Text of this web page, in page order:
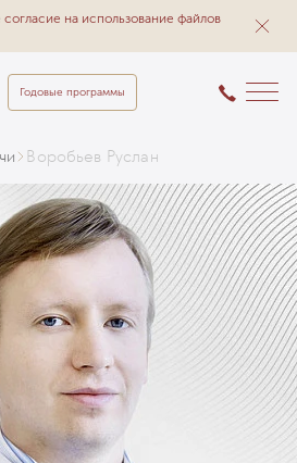
согласие на использование файлов
Годовые программы
Воробьев Руслан